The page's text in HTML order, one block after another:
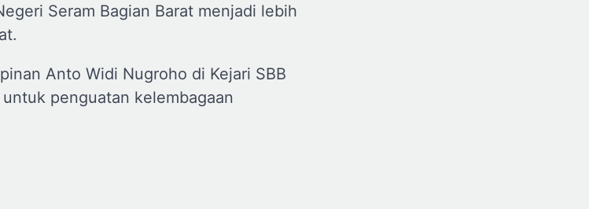
Seram Bagian Barat menjadi lebih
Anto Widi Nugroho di Kejari SBB
penguatan kelembagaan